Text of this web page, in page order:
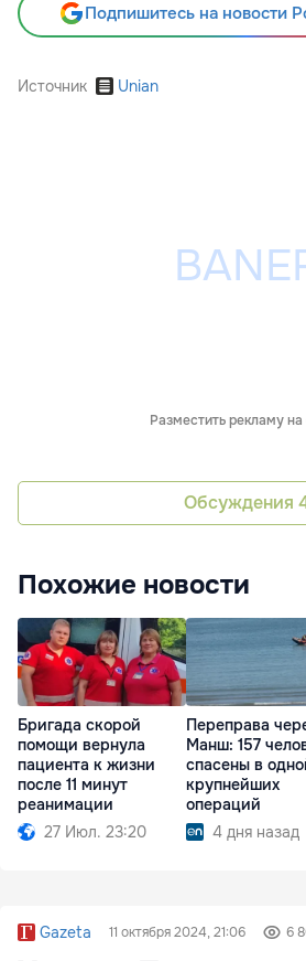
Подпишитесь на новости
Источник Unian
Разместить рекламу на
Обсуждения
Похожие новости
Бригада скорой
помощи вернула
пациента к жизни
после 11 минут
реанимации
27 Июл. 23:20
Переправа
Манш: 157
спасены в
крупнейших
операций
4 дня назад
Gazeta 11 октября 2024, 21:06 6